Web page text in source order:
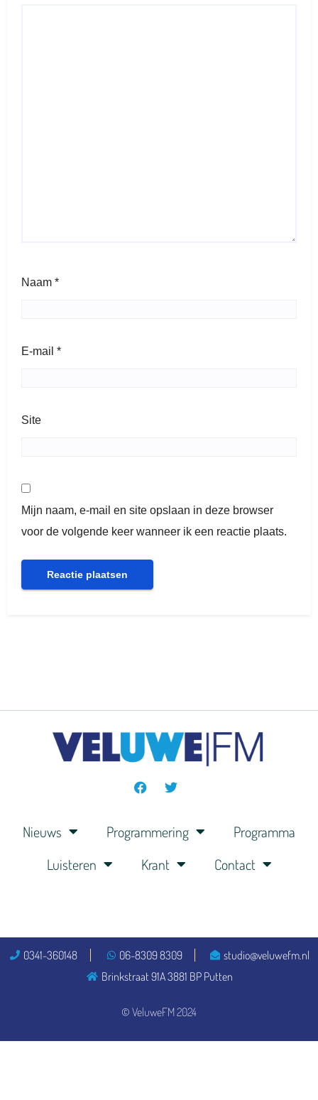
Naam *
E-mail *
Site
Mijn naam, e-mail en site opslaan in deze browser
voor de volgende keer wanneer ik een reactie plaats.
Nieuws Programmering
Programma
Luisteren
Krant Contact
© VeluweFM 2024
0341-360148 06-8309 8309
studio@veluwefm.nl
Brinkstraat 91A 3881 BP Putten